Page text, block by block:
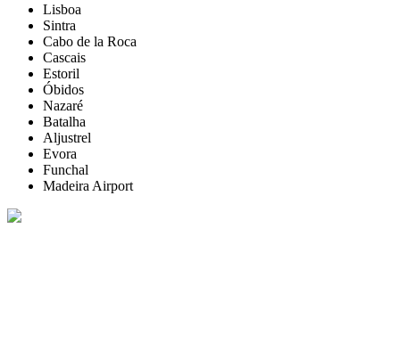
Lisboa
Sintra
Cabo de la Roca
Cascais
Estoril
Óbidos
Nazaré
Batalha
Aljustrel
Evora
Funchal
Madeira Airport